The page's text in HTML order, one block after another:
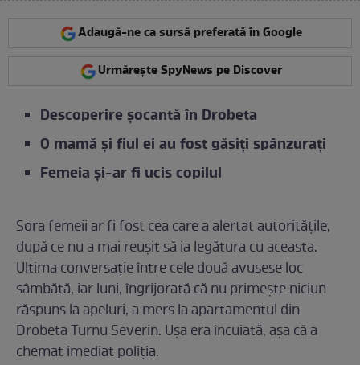
Adaugă-ne ca sursă preferată în Google
Urmărește SpyNews pe Discover
Descoperire șocantă în Drobeta
O mamă şi fiul ei au fost găsiți spânzuraţi
Femeia şi-ar fi ucis copilul
Sora femeii ar fi fost cea care a alertat autoritățile,
după ce nu a mai reușit să ia legătura cu aceasta.
Ultima conversație între cele două avusese loc
sâmbătă, iar luni, îngrijorată că nu primește niciun
răspuns la apeluri, a mers la apartamentul din
Drobeta Turnu Severin. Ușa era încuiată, așa că a
chemat imediat poliția.